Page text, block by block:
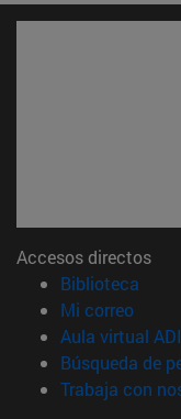
Accesos directos
Biblioteca
Mi correo(abre
Aula virtual ADI
Búsqueda de
Trabaja con